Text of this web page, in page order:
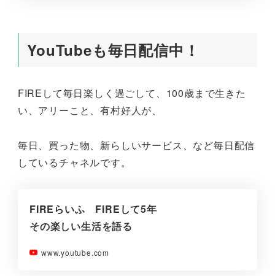
YouTubeも毎日配信中！
FIREして毎日楽しく過ごして、100歳まで生きた
い、アリーこと、有村好人が、
毎日、買った物、新らしいサービス、など毎日配信
しているチャネルです。
FIREらいふ FIREして5年
その楽しい生活を語る
www.youtube.com